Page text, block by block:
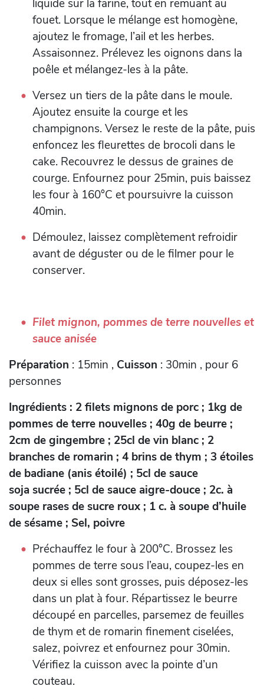
liquide sur la farine, tout en remuant au
fouet. Lorsque le mélange est homogène,
ajoutez le fromage, l’ail et les herbes.
Assaisonnez. Prélevez les oignons dans la
poêle et mélangez-les à la pâte.
Versez un tiers de la pâte dans le moule.
Ajoutez ensuite la courge et les
champignons. Versez le reste de la pâte, puis
enfoncez les fleurettes de brocoli dans le
cake. Recouvrez le dessus de graines de
courge. Enfournez pour 25min, puis baissez
les four à 160°C et poursuivre la cuisson
40min.
Démoulez, laissez complètement refroidir
avant de déguster ou de le filmer pour le
conserver.
Filet mignon, pommes de terre nouvelles et
sauce anisée
Préparation : 15min , Cuisson : 30min , pour 6
personnes
Ingrédients : 2 filets mignons de porc ; 1kg de
pommes de terre nouvelles ; 40g de beurre ;
2cm de gingembre ; 25cl de vin blanc ; 2
branches de romarin ; 4 brins de thym ; 3 étoiles
de badiane (anis étoilé) ; 5cl de sauce
soja sucrée ; 5cl de sauce aigre-douce ; 2c. à
soupe rases de sucre roux ; 1 c. à soupe d’huile
de sésame ; Sel, poivre
Préchauffez le four à 200°C. Brossez les
pommes de terre sous l’eau, coupez-les en
deux si elles sont grosses, puis déposez-les
dans un plat à four. Répartissez le beurre
découpé en parcelles, parsemez de feuilles
de thym et de romarin finement ciselées,
salez, poivrez et enfournez pour 30min.
Vérifiez la cuisson avec la pointe d’un
couteau.